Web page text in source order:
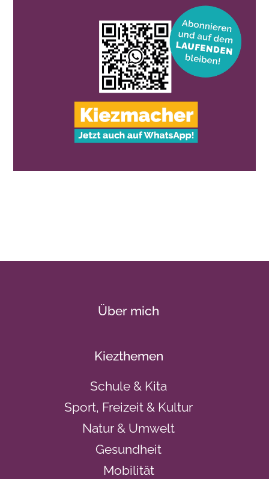
Über mich
Kiezthemen
Schule & Kita
Sport, Freizeit & Kultur
Natur & Umwelt
Gesundheit
Mobilität